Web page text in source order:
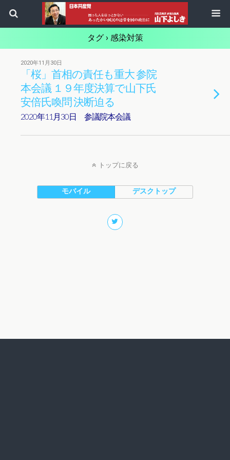
タグ › 感染対策
2020年11月30日
「桜」首相の責任も重大 参院
本会議 １９年度決算で山下氏
安倍氏喚問 決断迫る
2020年11月30日 参議院本会議
トップに戻る
モバイル デスクトップ